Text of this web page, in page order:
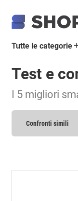
Tutte le categorie
Test e
I 5 migliori
Confronti simili